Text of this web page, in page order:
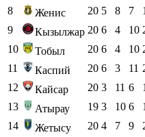
8
Женис 20 5 8 7
9
Кызылжар 20 6 4 10
10
Тобыл 20 6 4 10
11
Каспий 20 6 3 11
12
Кайсар 20 3 11 6
13
Атырау 19 3 10 6
14
Жетысу 20 4 7 9